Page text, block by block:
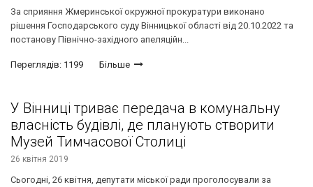
За сприяння Жмеринської окружної прокуратури виконано
рішення Господарського суду Вінницької області від 20.10.2022 та
постанову Північно-західного апеляційн...
Переглядів: 1199 Більше
У Вінниці триває передача в комунальну
власність будівлі, де планують створити
Музей Тимчасової Столиці
26 квітня 2019
Сьогодні, 26 квітня, депутати міської ради проголосували за